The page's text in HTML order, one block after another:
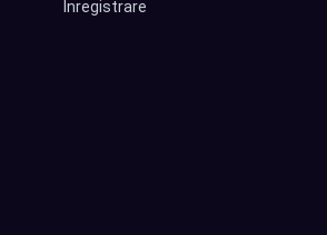
Înregistrare